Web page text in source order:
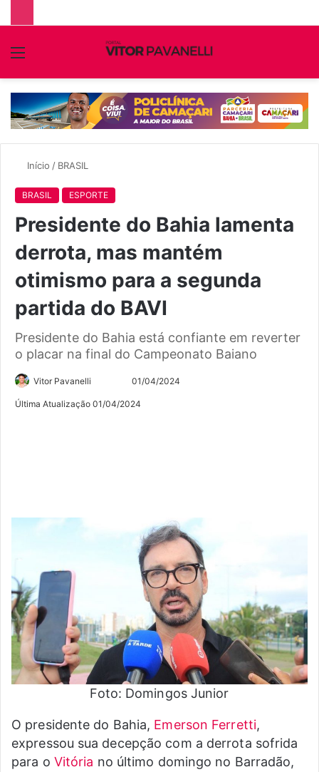
Menu
Início / BRASIL
BRASIL ESPORTE
Presidente do Bahia lamenta
derrota, mas mantém
otimismo para a segunda
partida do BAVI
Presidente do Bahia está confiante em reverter
o placar na final do Campeonato Baiano
Vitor Pavanelli
no
Mande
um
01/04/2024
Última Atualização 01/04/2024
Foto: Domingos Junior
O presidente do Bahia, Emerson Ferretti,
expressou sua decepção com a derrota sofrida
para o Vitória no último domingo no Barradão,